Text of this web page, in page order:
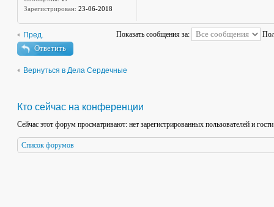
Зарегистрирован: 23-06-2018
Пред. Показать сообщения за:
Ответить
Вернуться в Дела Сердечные
Кто сейчас на конференции
Сейчас этот форум просматривают: нет зарегистрированных пользователей и
Список форумов